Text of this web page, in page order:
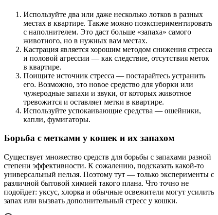
Используйте два или даже несколько лотков в разных
местах в квартире. Также можно поэкспериментировать
с наполнителем. Это даст больше «запаха» самого
животного, но в нужных вам местах.
Кастрация является хорошим методом снижения стресса
и половой агрессии — как следствие, отсутствия меток
в квартире.
Поищите источник стресса — постарайтесь устранить
его. Возможно, это новое средство для уборки или
чужеродные запахи и звуки, от которых животное
тревожится и оставляет метки в квартире.
Используйте успокаивающие средства — ошейники,
капли, фумигаторы.
Борьба с метками у кошек и их запахом
Существует множество средств для борьбы с запахами разной
степени эффективности. К сожалению, подсказать какой-то
универсальный нельзя. Поэтому тут — только эксперименты с
различной бытовой химией такого плана. Что точно не
подойдет: уксус, хлорка и обычные освежители могут усилить
запах или вызвать дополнительный стресс у кошки.